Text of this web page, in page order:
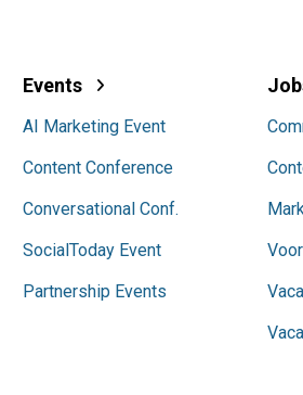
Events
AI Marketing Event
Content Conference
Conversational Conf.
SocialToday Event
Partnership Events